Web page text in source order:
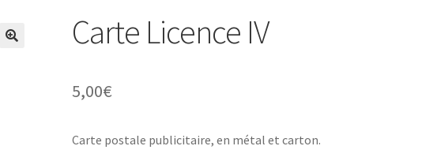
Carte Licence IV
5,00€
Carte postale publicitaire, en métal et carton.